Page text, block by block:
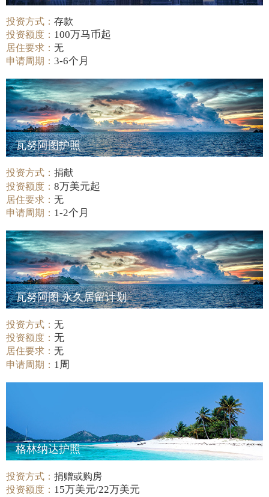
投资方式：存款
投资额度： 100万马币起
居住要求：无
申请周期：3-6个月
瓦努阿图护照
投资方式：捐献
投资额度：8万美元起
居住要求：无
申请周期： 1-2个月
瓦努阿图 永久居留计划
投资方式：无
投资额度：无
居住要求：无
申请周期： 1周
格林纳达护照
投资方式：捐赠或购房
投资额度： 15万美元/22万美元